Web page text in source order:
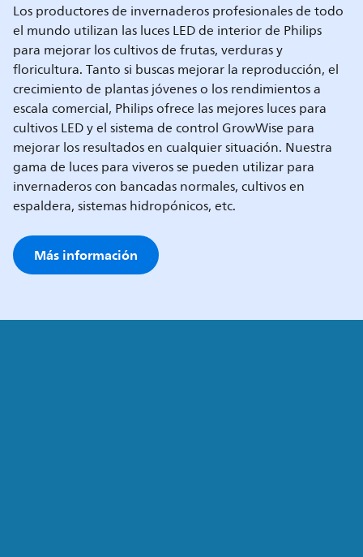
Los productores de invernaderos profesionales de todo
el mundo utilizan las luces LED de interior de Philips
para mejorar los cultivos de frutas, verduras y
floricultura. Tanto si buscas mejorar la reproducción, el
crecimiento de plantas jóvenes o los rendimientos a
escala comercial, Philips ofrece las mejores luces para
cultivos LED y el sistema de control GrowWise para
mejorar los resultados en cualquier situación. Nuestra
gama de luces para viveros se pueden utilizar para
invernaderos con bancadas normales, cultivos en
espaldera, sistemas hidropónicos, etc.
Más información